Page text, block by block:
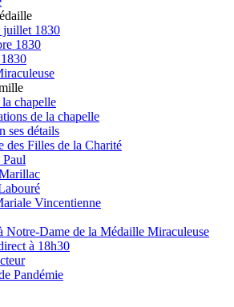
1830
1830
chapelle
de la chapelle
ses détails
des Filles de la Charité
Vincentienne
Notre-Dame de la Médaille Miraculeuse
à 18h30
Pandémie